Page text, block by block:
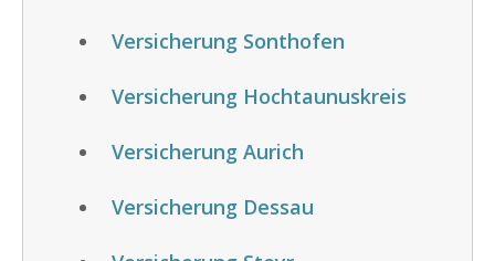
Versicherung Sonthofen
Versicherung Hochtaunuskreis
Versicherung Aurich
Versicherung Dessau